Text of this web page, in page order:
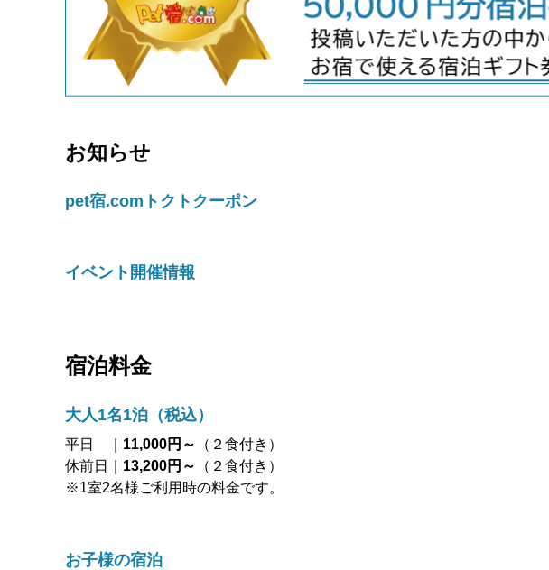
お知らせ
pet宿.comトクトクーポン
イベント開催情報
宿泊料金
大人1名1泊（税込）
平日 ｜ 11,000円～
（２食付き）
休前日｜ 13,200円～
（２食付き）
※1室2名様ご利用時の料金です。
お子様の宿泊